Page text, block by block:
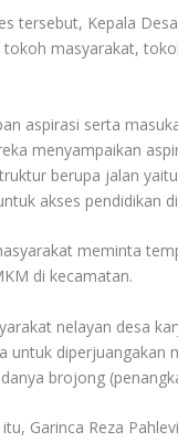
tersebut, Kepala
tokoh masyarakat,
aspirasi serta
menyampaikan
berupa jalan
akses pendidikan
meminta
di kecamatan.
nelayan desa
untuk diperjuangakan
brojong
Garinca Reza Pahlevi